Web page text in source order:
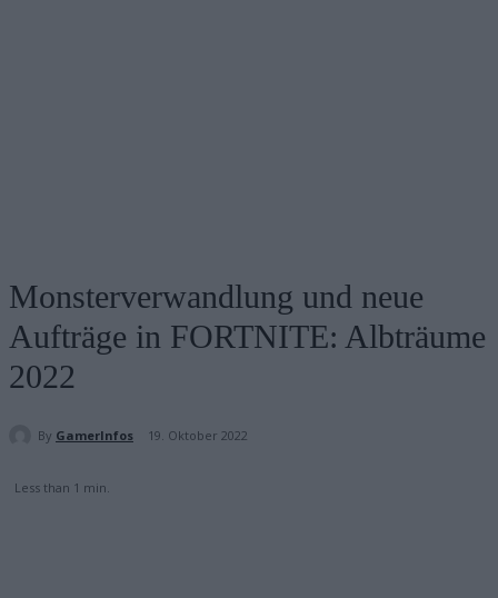
Monsterverwandlung und neue
Aufträge in FORTNITE: Albträume
2022
By GamerInfos 19. Oktober 2022
Less than 1 min.